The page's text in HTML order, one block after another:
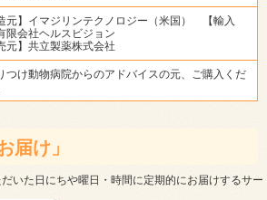
元】イマジリンテクノロジー（米国） 【輸入
限会社ヘルスビジョン
元】共立製薬株式会社
つけ動物病院からのアドバイスの元、ご購入くだ
届け」
いた日にちや曜日・時間に定期的にお届けするサー